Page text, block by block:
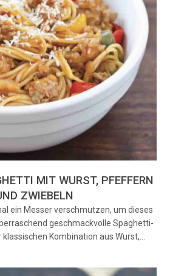
MIT WURST, PFEFFERN
ZWIEBELN
ein Messer verschmutzen, um dieses
geschmackvolle Spaghetti-
Kombination aus Wurst,…